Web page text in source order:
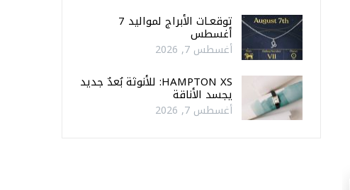
توقعـات الأبراج لمواليد 7
أغسطس
أغسطس 7, 2026
HAMPTON XS: للأنوثة بُعدٌ جديد
يجسد الأناقة
أغسطس 7, 2026